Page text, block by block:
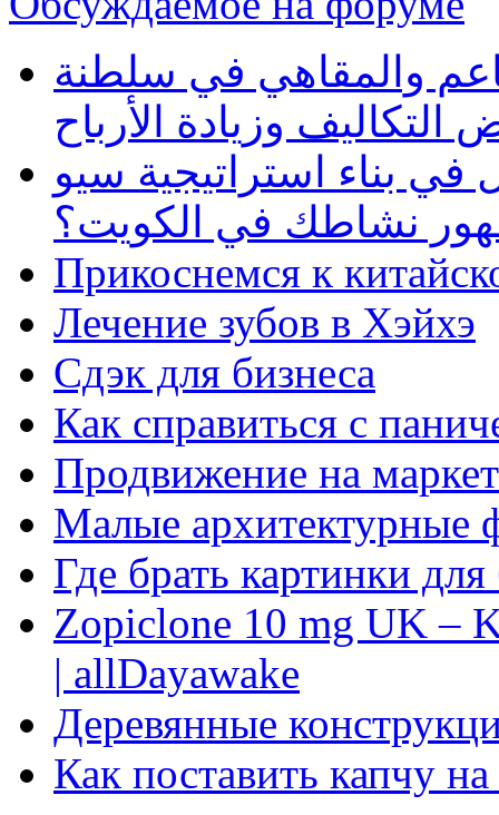
والمقاهي في سلطنة
وزيادة الأرباح
بناء استراتيجية سيو
نشاطك في الكويت؟
Прикоснемся к
Лечение зубов в Хэйхэ
Сдэк для бизнеса
Как справиться с
Продвижение на
Малые архитектурные
Где брать картинки
Zopiclone 10 mg UK –
| allDayawake
Деревянные
Как поставить капчу